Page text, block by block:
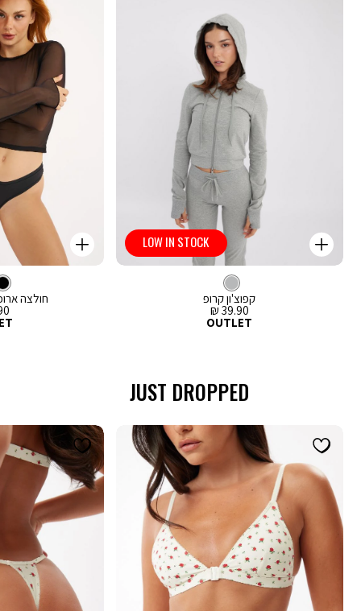
LOW IN STOCK
קנייה
מהירה
צבע
אפור
קפוצ'ון קרופ
מחיר
מכירה
39.90 ₪
OUTLET
ג’קט
קנייה
מהירה
חולצה
₪
JUST DROPPED